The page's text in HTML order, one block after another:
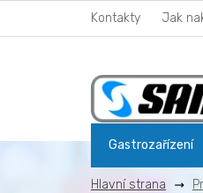
obsah
Kontakty Jak
Gastrozařízení